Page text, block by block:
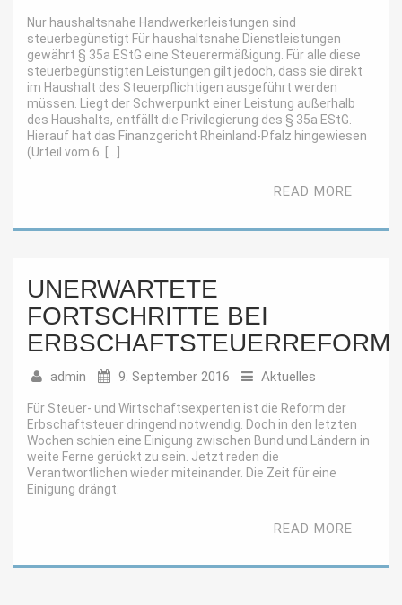
Nur haushaltsnahe Handwerkerleistungen sind
steuerbegünstigt Für haushaltsnahe Dienstleistungen
gewährt § 35a EStG eine Steuerermäßigung. Für alle diese
steuerbegünstigten Leistungen gilt jedoch, dass sie direkt
im Haushalt des Steuerpflichtigen ausgeführt werden
müssen. Liegt der Schwerpunkt einer Leistung außerhalb
des Haushalts, entfällt die Privilegierung des § 35a EStG.
Hierauf hat das Finanzgericht Rheinland-Pfalz hingewiesen
(Urteil vom 6. […]
READ MORE
UNERWARTETE
FORTSCHRITTE BEI
ERBSCHAFTSTEUERREFORM
admin 9. September 2016 Aktuelles
Für Steuer- und Wirtschaftsexperten ist die Reform der
Erbschaftsteuer dringend notwendig. Doch in den letzten
Wochen schien eine Einigung zwischen Bund und Ländern in
weite Ferne gerückt zu sein. Jetzt reden die
Verantwortlichen wieder miteinander. Die Zeit für eine
Einigung drängt.
READ MORE